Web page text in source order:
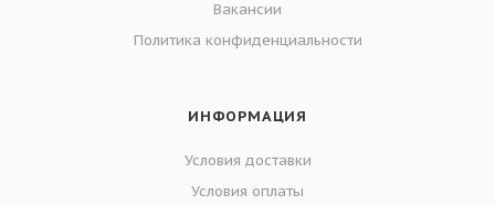
Вакансии
Политика конфиденциальности
ИНФОРМАЦИЯ
Условия доставки
Условия оплаты